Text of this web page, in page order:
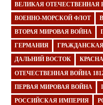
ВЕЛИКАЯ ОТЕЧЕСТВЕННАЯ
ВОЕННО-МОРСКОЙ ФЛОТ
ВТОРАЯ МИРОВАЯ ВОЙНА
ГЕРМАНИЯ
ДАЛЬНИЙ ВОСТОК
ОТЕЧЕСТВЕННАЯ ВОЙНА
ПЕРВАЯ МИРОВАЯ ВОЙНА
РОССИЙСКАЯ ИМПЕРИЯ